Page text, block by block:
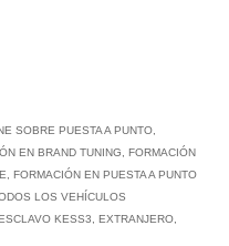
SOBRE PUESTA A PUNTO
EN BRAND TUNING
FORMACIÓN
FORMACIÓN EN PUESTA A PUNTO
LOS VEHÍCULOS
KESS3 EXTRANJERO